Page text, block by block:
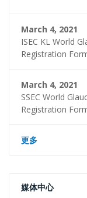
March 4, 2021
ISEC KL World
Registration
March 4, 2021
SSEC World
Registration
更多
媒体中心